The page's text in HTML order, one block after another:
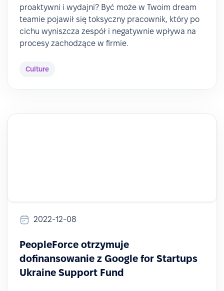
proaktywni i wydajni? Być może w Twoim dream
teamie pojawił się toksyczny pracownik, który po
cichu wyniszcza zespół i negatywnie wpływa na
procesy zachodzące w firmie.
Culture
2022-12-08
PeopleForce otrzymuje
dofinansowanie z Google for Startups
Ukraine Support Fund